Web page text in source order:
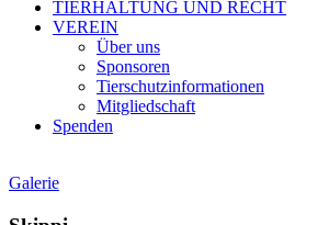
TIERHALTUNG UND RECHT
VEREIN
Über uns
Sponsoren
Tierschutzinformationen
Mitgliedschaft
Spenden
Galerie